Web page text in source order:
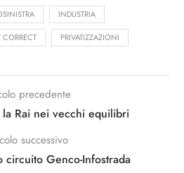
INDUSTRIA
CORRECT PRIVATIZZAZIONI
precedente
Rai nei vecchi equilibri
successivo
circuito Genco-Infostrada